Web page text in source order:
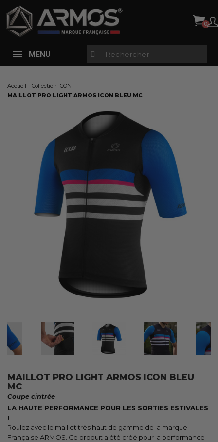
MENU
Accueil
Collection ICON
MAILLOT PRO LIGHT ARMOS ICON BLEU MC
MAILLOT PRO LIGHT ARMOS ICON BLEU
MC
Coupe cintrée
LA HAUTE PERFORMANCE POUR LES SORTIES ESTIVALES
!
Roulez avec le maillot très haut de gamme de la marque
Française ARMOS. Ce produit a été créé pour la performance
Panneau de gestion des cookies